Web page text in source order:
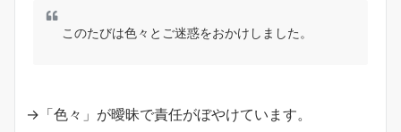
このたびは色々とご迷惑をおかけしました。
→「色々」が曖昧で責任がぼやけています。